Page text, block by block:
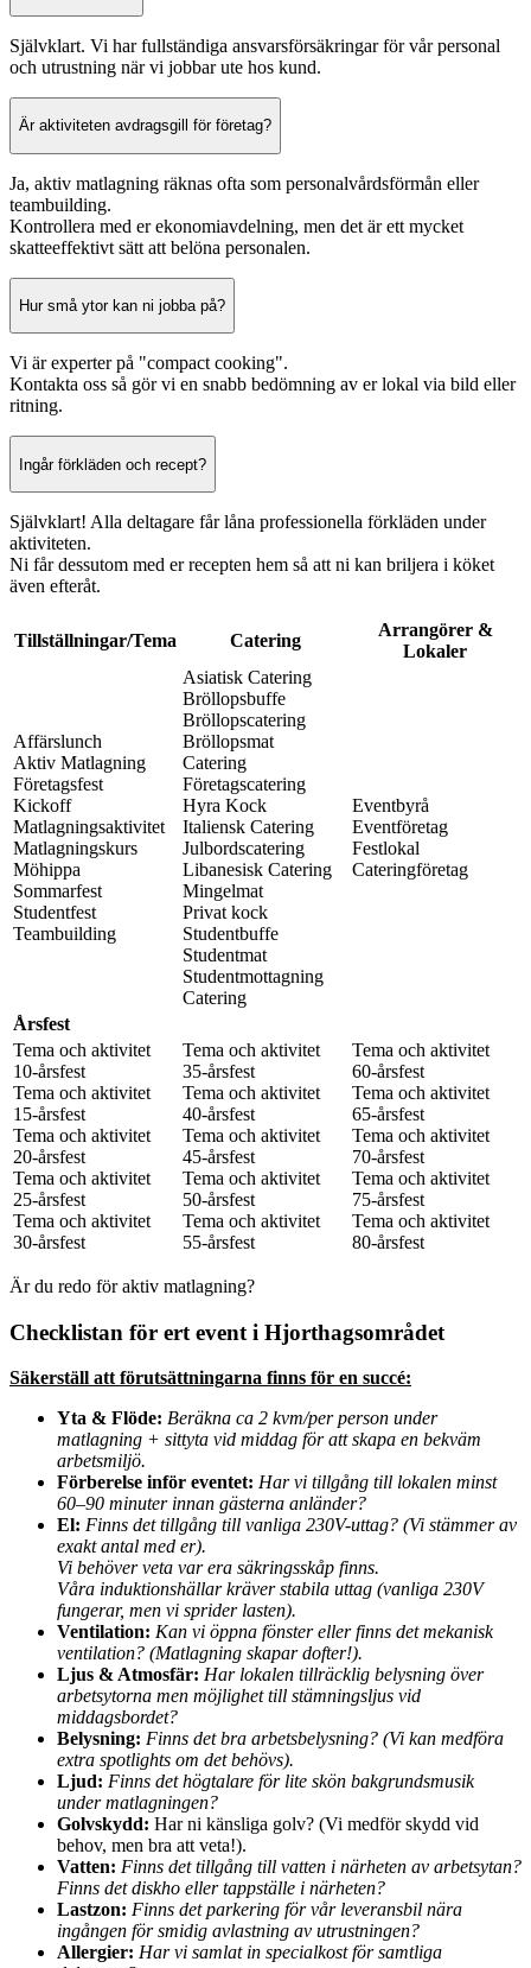
Självklart. Vi har fullständiga ansvarsförsäkringar för vår personal
och utrustning när vi jobbar ute hos kund.
Är aktiviteten avdragsgill för företag?
Ja, aktiv matlagning räknas ofta som personalvårdsförmån eller
teambuilding.
Kontrollera med er ekonomiavdelning, men det är ett mycket
skatteeffektivt sätt att belöna personalen.
Hur små ytor kan ni jobba på?
Vi är experter på "compact cooking".
Kontakta oss så gör vi en snabb bedömning av er lokal via bild eller
ritning.
Ingår förkläden och recept?
Självklart! Alla deltagare får låna professionella förkläden under
aktiviteten.
Ni får dessutom med er recepten hem så att ni kan briljera i köket
även efteråt.
Tillställningar/Tema Catering
Arrangörer &
Lokaler
Affärslunch
Aktiv Matlagning
Företagsfest
Kickoff
Matlagningsaktivitet
Matlagningskurs
Möhippa
Sommarfest
Studentfest
Teambuilding
Asiatisk Catering
Bröllopsbuffe
Bröllopscatering
Bröllopsmat
Catering
Företagscatering
Hyra Kock
Italiensk Catering
Julbordscatering
Libanesisk Catering
Mingelmat
Privat kock
Studentbuffe
Studentmat
Studentmottagning
Catering
Eventbyrå
Eventföretag
Festlokal
Cateringföretag
Årsfest
Tema och aktivitet
10-årsfest
Tema och aktivitet
15-årsfest
Tema och aktivitet
20-årsfest
Tema och aktivitet
25-årsfest
Tema och aktivitet
30-årsfest
Tema och aktivitet
35-årsfest
Tema och aktivitet
40-årsfest
Tema och aktivitet
45-årsfest
Tema och aktivitet
50-årsfest
Tema och aktivitet
55-årsfest
Tema och aktivitet
60-årsfest
Tema och aktivitet
65-årsfest
Tema och aktivitet
70-årsfest
Tema och aktivitet
75-årsfest
Tema och aktivitet
80-årsfest
Är du redo för aktiv matlagning?
Checklistan för ert event i Hjorthagsområdet
Säkerställ att förutsättningarna finns för en succé:
Yta & Flöde: Beräkna ca 2 kvm/per person under
matlagning + sittyta vid middag för att skapa en bekväm
arbetsmiljö.
Förberelse inför eventet: Har vi tillgång till lokalen minst
60–90 minuter innan gästerna anländer?
El: Finns det tillgång till vanliga 230V-uttag? (Vi stämmer av
exakt antal med er).
Vi behöver veta var era säkringsskåp finns.
Våra induktionshällar kräver stabila uttag (vanliga 230V
fungerar, men vi sprider lasten).
Ventilation: Kan vi öppna fönster eller finns det mekanisk
ventilation? (Matlagning skapar dofter!).
Ljus & Atmosfär: Har lokalen tillräcklig belysning över
arbetsytorna men möjlighet till stämningsljus vid
middagsbordet?
Belysning: Finns det bra arbetsbelysning? (Vi kan medföra
extra spotlights om det behövs).
Ljud: Finns det högtalare för lite skön bakgrundsmusik
under matlagningen?
Golvskydd: Har ni känsliga golv? (Vi medför skydd vid
behov, men bra att veta!).
Vatten: Finns det tillgång till vatten i närheten av arbetsytan?
Finns det diskho eller tappställe i närheten?
Lastzon: Finns det parkering för vår leveransbil nära
ingången för smidig avlastning av utrustningen?
Allergier: Har vi samlat in specialkost för samtliga